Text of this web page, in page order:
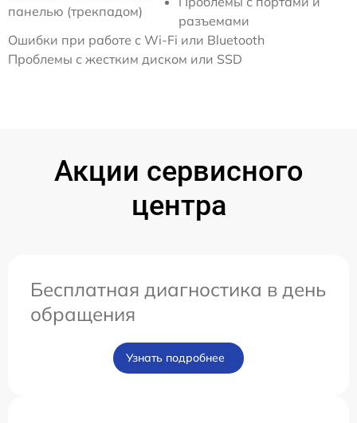
панелью (трекпадом)
разъемами
Ошибки при работе с Wi-Fi или Bluetooth
Проблемы с жестким диском или SSD
Акции сервисного
центра
Бесплатная диагностика в день
обращения
Узнать подробнее